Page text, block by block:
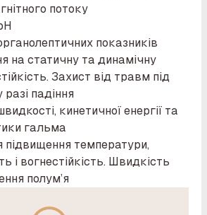
потоку
показників
на статичну та динамічну
Захист від травм під
падіння
кинетичної енергії та
гальма
підвищення температури,
і вогнестійкість. Швидкість
полум’я